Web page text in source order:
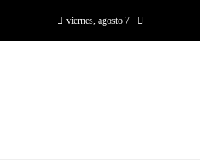
viernes, agosto 7